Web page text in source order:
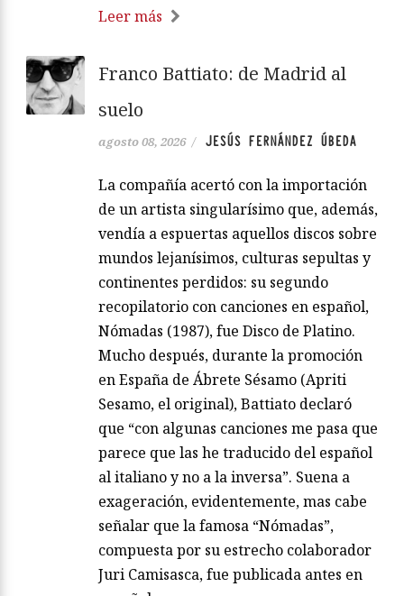
Leer más
Franco Battiato: de Madrid al
suelo
agosto 08, 2026 / JESÚS FERNÁNDEZ ÚBEDA
La compañía acertó con la importación
de un artista singularísimo que, además,
vendía a espuertas aquellos discos sobre
mundos lejanísimos, culturas sepultas y
continentes perdidos: su segundo
recopilatorio con canciones en español,
Nómadas (1987), fue Disco de Platino.
Mucho después, durante la promoción
en España de Ábrete Sésamo (Apriti
Sesamo, el original), Battiato declaró
que “con algunas canciones me pasa que
parece que las he traducido del español
al italiano y no a la inversa”. Suena a
exageración, evidentemente, mas cabe
señalar que la famosa “Nómadas”,
compuesta por su estrecho colaborador
Juri Camisasca, fue publicada antes en